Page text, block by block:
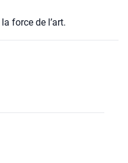
force de l’art.